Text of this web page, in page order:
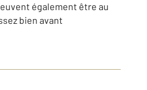
également être au
bien avant